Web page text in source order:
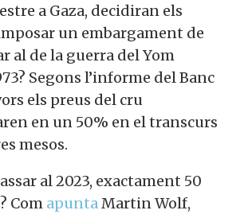
a Gaza, decidiran els
un embargament de
al de la guerra del Yom
Segons l’informe del Banc
els preus del cru
en un 50% en el transcurs
mesos.
al 2023, exactament 50
Com apuntaMartin Wolf,